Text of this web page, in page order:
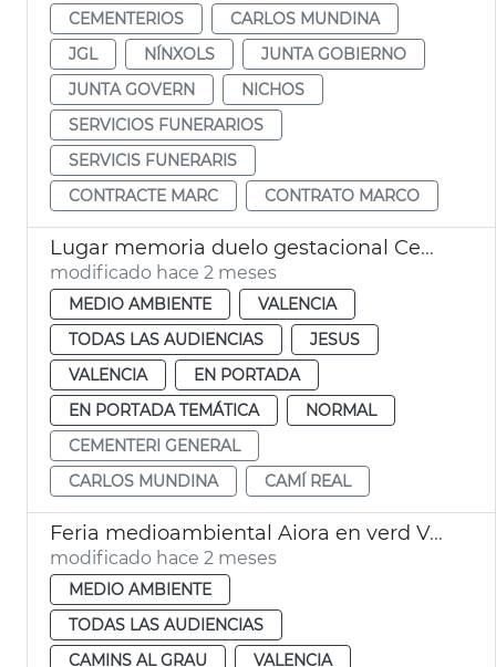
CEMENTERIOS
CARLOS MUNDINA
JGL
NÍNXOLS
JUNTA GOBIERNO
JUNTA GOVERN
NICHOS
SERVICIOS FUNERARIOS
SERVICIS FUNERARIS
CONTRACTE MARC
CONTRATO MARCO
Lugar memoria duelo gestacional Cementerio General València
modificado hace 2 meses
MEDIO AMBIENTE
VALENCIA
TODAS LAS AUDIENCIAS
JESUS
VALENCIA
EN PORTADA
EN PORTADA TEMÁTICA
NORMAL
CEMENTERI GENERAL
CARLOS MUNDINA
CAMÍ REAL
Feria medioambiental Aiora en verd València
modificado hace 2 meses
MEDIO AMBIENTE
TODAS LAS AUDIENCIAS
CAMINS AL GRAU
VALENCIA